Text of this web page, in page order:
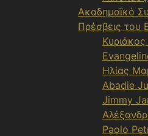
Ακαδημαϊκό
Πρέσβεις του
Ηλίας
Abadie
Jimmy
Paolo